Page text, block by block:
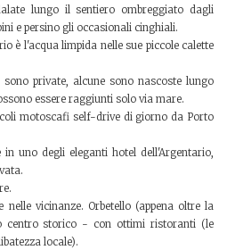
lungo il sentiero ombreggiato dagli
e persino gli occasionali cinghiali.
è l'acqua limpida nelle sue piccole calette
private, alcune sono nascoste lungo
essere raggiunti solo via mare.
motoscafi self-drive di giorno da Porto
uno degli eleganti hotel dell'Argentario,
vicinanze. Orbetello (appena oltre la
centro storico - con ottimi ristoranti (le
locale).